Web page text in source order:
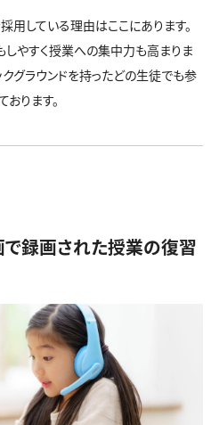
用している理由はここにあります。
やすく授業への集中力も高まりま
グラウンドを持ったどの生徒でも参
ります。
録画された授業の復習